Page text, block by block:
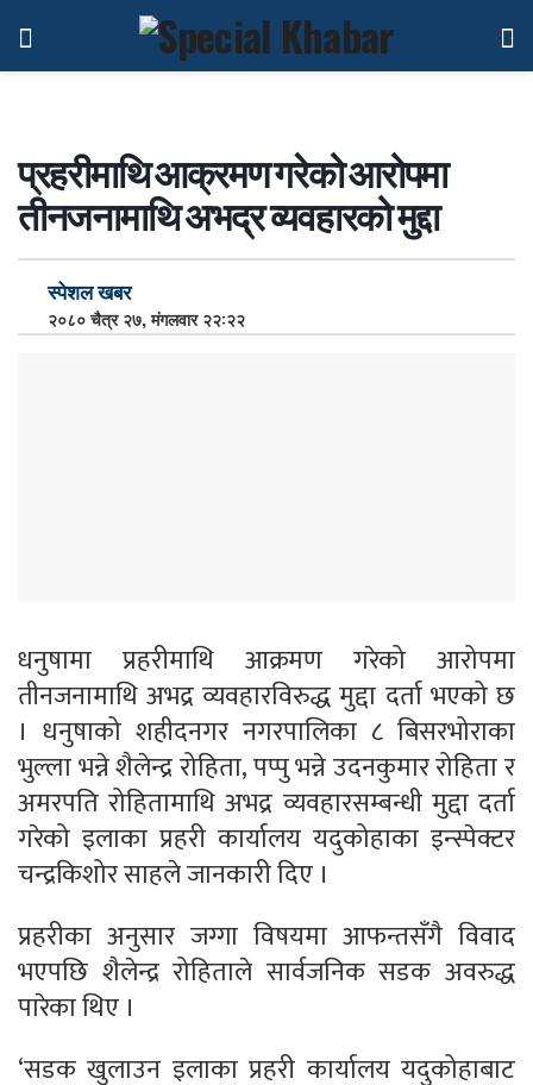
प्रहरीमाथि आक्रमण गरेको आरोपमा
तीनजनामाथि अभद्र व्यवहारको मुद्दा
स्पेशल खबर
२०८० चैत्र २७, मंगलवार २२:२२
धनुषामा प्रहरीमाथि आक्रमण गरेको आरोपमा
तीनजनामाथि अभद्र व्यवहारविरुद्ध मुद्दा दर्ता भएको छ
। धनुषाको शहीदनगर नगरपालिका ८ बिसरभोराका
भुल्ला भन्ने शैलेन्द्र रोहिता, पप्पु भन्ने उदनकुमार रोहिता र
अमरपति रोहितामाथि अभद्र व्यवहारसम्बन्धी मुद्दा दर्ता
गरेको इलाका प्रहरी कार्यालय यदुकोहाका इन्स्पेक्टर
चन्द्रकिशोर साहले जानकारी दिए ।
प्रहरीका अनुसार जग्गा विषयमा आफन्तसँगै विवाद
भएपछि शैलेन्द्र रोहिताले सार्वजनिक सडक अवरुद्ध
पारेका थिए ।
‘सडक खुलाउन इलाका प्रहरी कार्यालय यदुकोहाबाट